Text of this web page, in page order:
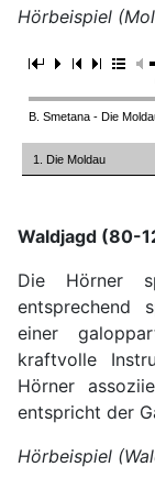
Hörbeispiel
B. Smetana - Die
1. Die Moldau
Waldjagd (80-
Die Hörner
entsprechend
einer
kraftvolle
Hörner
entspricht der
Hörbeispiel